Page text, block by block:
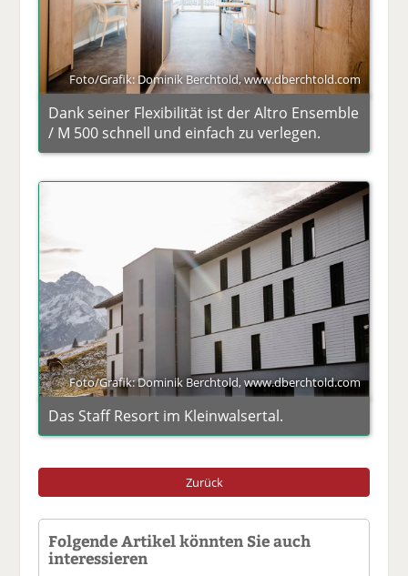
Foto/Grafik: Dominik Berchtold, www.dberchtold.com
Dank seiner Flexibilität ist der Altro Ensemble
/ M 500 schnell und einfach zu verlegen.
Foto/Grafik: Dominik Berchtold, www.dberchtold.com
Das Staff Resort im Kleinwalsertal.
Zurück
Folgende Artikel könnten Sie auch
interessieren